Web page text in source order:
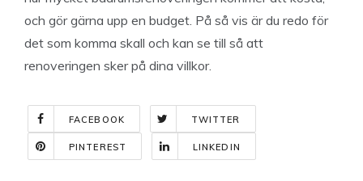
och gör gärna upp en budget. På så vis är du redo för
det som komma skall och kan se till så att
renoveringen sker på dina villkor.
FACEBOOK TWITTER
PINTEREST LINKEDIN